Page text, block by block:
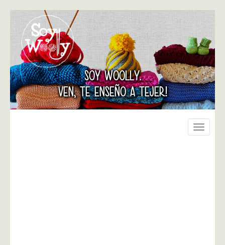
SOY WOOLLY.
VEN, TE ENSEÑO A TEJER!
Toggle